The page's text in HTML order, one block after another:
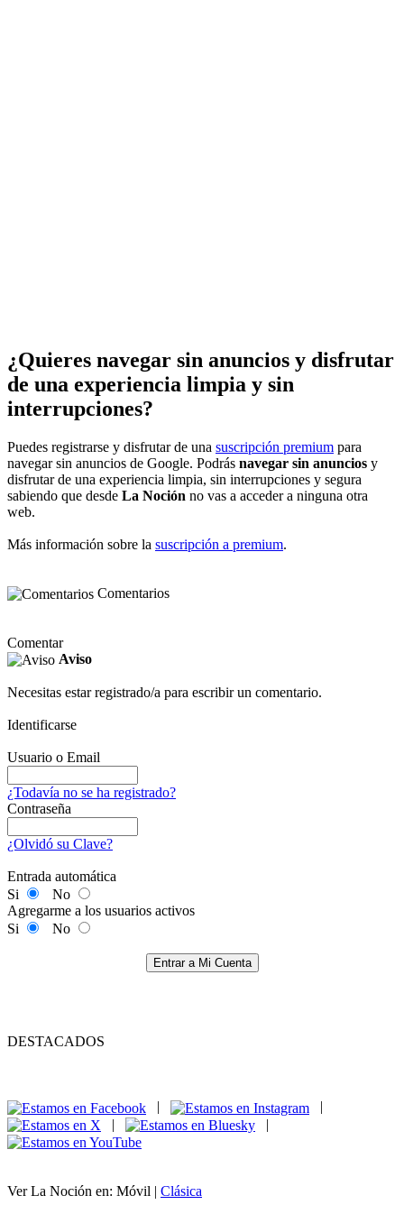
¿Quieres navegar sin anuncios y disfrutar
de una experiencia limpia y sin
interrupciones?
Puedes registrarse y disfrutar de una suscripción premium para
navegar sin anuncios de Google. Podrás navegar sin anuncios y
disfrutar de una experiencia limpia, sin interrupciones y segura
sabiendo que desde La Noción no vas a acceder a ninguna otra
web.
Más información sobre la suscripción a premium.
Comentarios
Comentar
Aviso
Necesitas estar registrado/a para escribir un comentario.
Identificarse
Usuario o Email
¿Todavía no se ha registrado?
Contraseña
¿Olvidó su Clave?
Entrada automática
Si
No
Agregarme a los usuarios activos
Si
No
Entrar a Mi Cuenta
DESTACADOS
|
|
Ver La Noción en: Móvil | Clásica